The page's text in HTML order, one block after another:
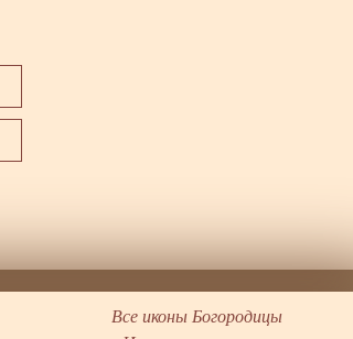
Все иконы Богородицы